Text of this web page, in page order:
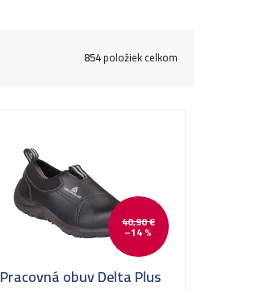
854položiek celkom
40,90 €
–14 %
Pracovná obuv Delta Plus